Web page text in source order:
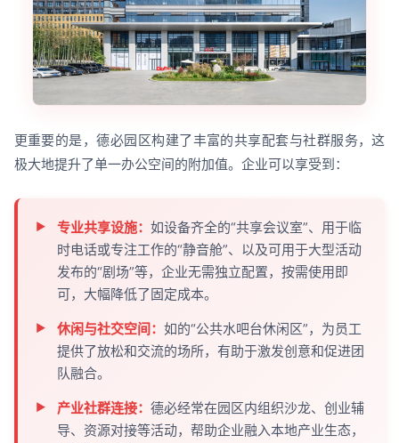
更重要的是，德必园区构建了丰富的共享配套与社群服务，这
极大地提升了单一办公空间的附加值。企业可以享受到：
专业共享设施： 如设备齐全的“共享会议室”、用于临
时电话或专注工作的“静音舱”、以及可用于大型活动
发布的“剧场”等，企业无需独立配置，按需使用即
可，大幅降低了固定成本。
休闲与社交空间： 如的“公共水吧台休闲区”，为员工
提供了放松和交流的场所，有助于激发创意和促进团
队融合。
产业社群连接： 德必经常在园区内组织沙龙、创业辅
导、资源对接等活动，帮助企业融入本地产业生态，